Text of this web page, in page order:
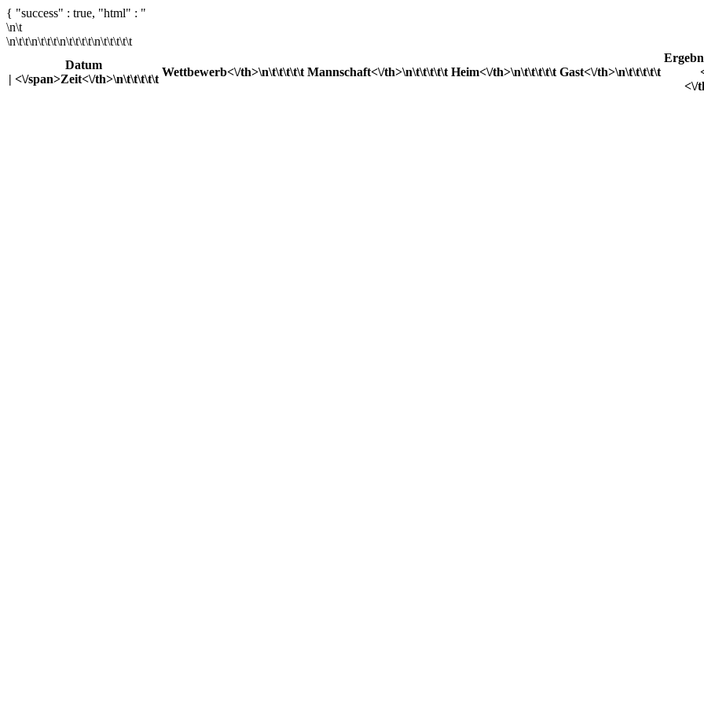
{ "success" : true, "html" : "
\n\t
\n\t\t\n\t\t\t\n\t\t\t\t\n\t\t\t\t\t
Datum
| <\/span>Zeit<\/th>\n\t\t\t\t\t
Wettbewerb<\/th>\n\t\t\t\t\t Mannschaft<\/th>\n\t\t\t\t\t Heim<\/th>\n\t\t\t\t\t Gast<\/th>\n\t\t\t\t\t
<\/